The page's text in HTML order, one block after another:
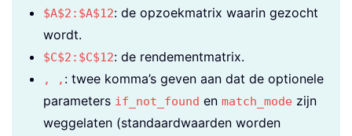
$A$2:$A$12: de opzoekmatrix waarin gezocht
wordt.
$C$2:$C$12: de rendementmatrix.
, , : twee komma’s geven aan dat de optionele
parameters if_not_found en match_mode zijn
weggelaten (standaardwaarden worden